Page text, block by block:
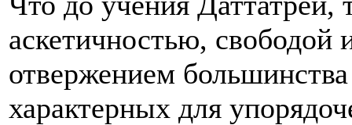
аскетичностью, свободой
отвержением
характерных для